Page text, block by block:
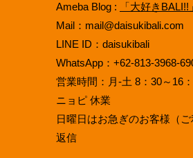
Ameba Blog :
「大好き
Mail：mail@daisukibali.com
LINE ID：daisukibali
WhatsApp：+62-813-3968-
営業時間：月-土 8：30～16
ニョピ 休業
日曜日はお急ぎのお客様（
返信